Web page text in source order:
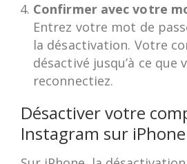
Confirmer avec votre
Entrez votre mot de
la désactivation. Votre
désactivé jusqu’à ce que
reconnectiez.
Désactiver votre
Instagram sur iPhone